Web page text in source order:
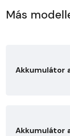
Más
Akkumulátor
Akkumulátor